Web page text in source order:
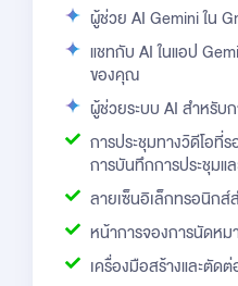
ผู้ช่วย AI Gemini ใน
แชทกับ AI ในแอป
ของคุณ
ผู้ช่วยระบบ AI สำหรับ
การประชุมทางวิดีโอที่
การบันทึกการประชุมแ
ลายเซ็นอิเล็กทรอนิกส์
หน้าการจองการนัดหม
เครื่องมือสร้างและตัด